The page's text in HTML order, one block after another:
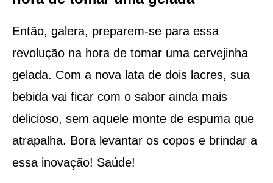
Então, galera, preparem-se para essa
revolução na hora de tomar uma cervejinha
gelada. Com a nova lata de dois lacres, sua
bebida vai ficar com o sabor ainda mais
delicioso, sem aquele monte de espuma que
atrapalha. Bora levantar os copos e brindar a
essa inovação! Saúde!